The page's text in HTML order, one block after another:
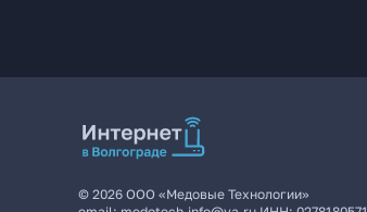
© 2026 ООО «Медовые Технологии»